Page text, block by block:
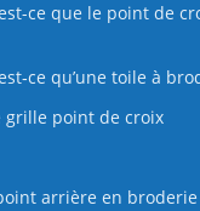
ce que le point de
qu’une toile à
grille point de croix
arrière en broderie